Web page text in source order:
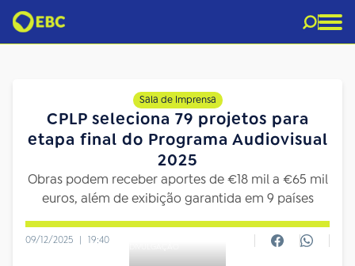
Sala de Imprensa
CPLP seleciona 79 projetos para
etapa final do Programa Audiovisual
2025
Obras podem receber aportes de €18 mil a €65 mil
euros, além de exibição garantida em 9 países
09/12/2025 | 19:40